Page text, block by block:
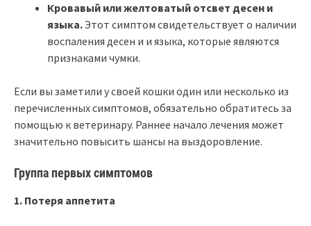
Кровавый или желтоватый отсвет десен и
языка.Этот симптом свидетельствует о наличии
воспаления десен и и языка, которые являются
признаками чумки.
Если вы заметили у своей кошки один или несколько из
перечисленных симптомов, обязательно обратитесь за
помощью к ветеринару. Раннее начало лечения может
значительно повысить шансы на выздоровление.
Группа первых симптомов
1. Потеря аппетита